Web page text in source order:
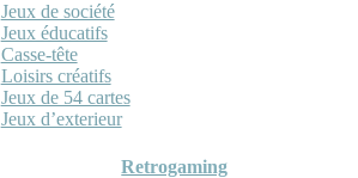
Jeux de société
Jeux éducatifs
Casse-tête
Loisirs créatifs
Jeux de 54 cartes
Jeux d’exterieur
Retrogaming